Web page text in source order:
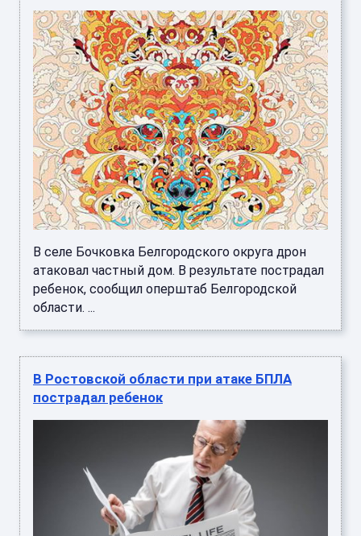
В селе Бочковка Белгородского округа дрон
атаковал частный дом. В результате пострадал
ребенок, сообщил оперштаб Белгородской
области. ...
В Ростовской области при атаке БПЛА
пострадал ребенок